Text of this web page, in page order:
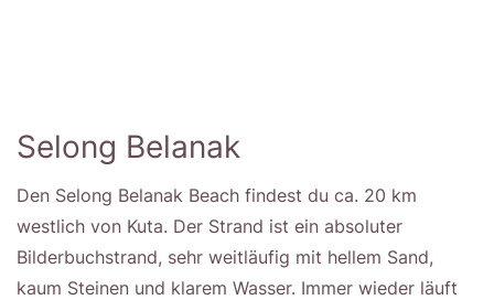
Selong Belanak
Den Selong Belanak Beach findest du ca. 20 km
westlich von Kuta. Der Strand ist ein absoluter
Bilderbuchstrand, sehr weitläufig mit hellem Sand,
kaum Steinen und klarem Wasser. Immer wieder läuft